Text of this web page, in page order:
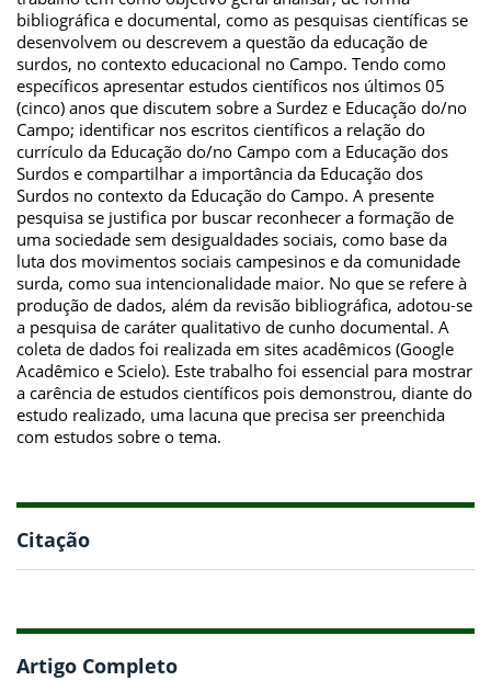
bibliográfica e documental, como as pesquisas científicas se
desenvolvem ou descrevem a questão da educação de
surdos, no contexto educacional no Campo. Tendo como
específicos apresentar estudos científicos nos últimos 05
(cinco) anos que discutem sobre a Surdez e Educação do/no
Campo; identificar nos escritos científicos a relação do
currículo da Educação do/no Campo com a Educação dos
Surdos e compartilhar a importância da Educação dos
Surdos no contexto da Educação do Campo. A presente
pesquisa se justifica por buscar reconhecer a formação de
uma sociedade sem desigualdades sociais, como base da
luta dos movimentos sociais campesinos e da comunidade
surda, como sua intencionalidade maior. No que se refere à
produção de dados, além da revisão bibliográfica, adotou-se
a pesquisa de caráter qualitativo de cunho documental. A
coleta de dados foi realizada em sites acadêmicos (Google
Acadêmico e Scielo). Este trabalho foi essencial para mostrar
a carência de estudos científicos pois demonstrou, diante do
estudo realizado, uma lacuna que precisa ser preenchida
com estudos sobre o tema.
Citação
Artigo Completo